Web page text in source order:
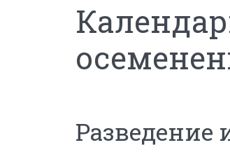
Разведение